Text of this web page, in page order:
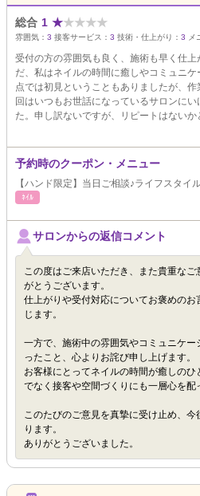
総合 1 ★★★★★
雰囲気： 3 接客サービス： 3 技術・仕上がり： 3 メ
受付の方の雰囲気も良く、施術も早く仕
だ、私はネイルの時間に癒しやコミュニ
点では初見ということもありましたが、
回はいつもお世話になっているサロンに
た。申し訳ないですが、リピートはないか
予約時のクーポン・メニュー
【ハンド限定】当日ご相談♪ライフスタ
ﾈｲﾙ
サロンからの返信コメント
この度はご来店いただき、また貴重なご
がとうございます。
仕上がりや受付対応についてお褒めの
じます。
一方で、施術中の雰囲気やコミュニケ
ったこと、心よりお詫び申し上げます。
お客様にとってネイルの時間が癒しの
でなく接客や空間づくりにも一層心を配
このたびのご意見を真摯に受け止め、
ります。
ありがとうございました。